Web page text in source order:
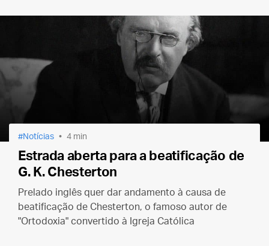
Notícias 4 min
Estrada aberta para a beatificação de
G. K. Chesterton
Prelado inglês quer dar andamento à causa de
beatificação de Chesterton, o famoso autor de
"Ortodoxia" convertido à Igreja Católica